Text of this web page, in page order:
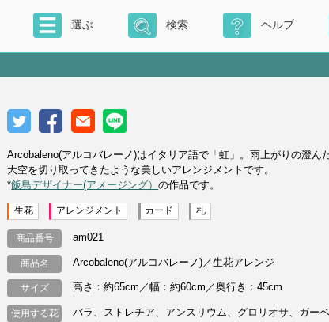
選ぶ 検索 ヘルプ
Arcobaleno(アルコバレーノ)はイタリア語で「虹」。雨上がりの澄
大空を切り取ってきたような美しいアレンジメントです。
*飯島デザイナー(アメージング）の作品です。
生花 アレンジメント カード 札
商品番号 am021
商品名 Arcobaleno(アルコバレーノ)／生花アレンジ
サイズ 高さ：約65cm／幅：約60cm／奥行き：45cm
使用する花 バラ、ストレチア、アンスリウム、グロリオサ、ガー